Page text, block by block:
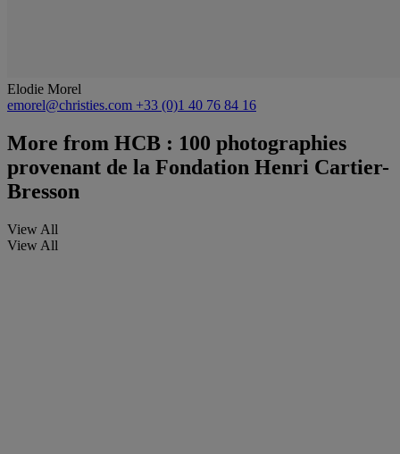
Elodie Morel
emorel@christies.com +33 (0)1 40 76 84 16
More from HCB : 100 photographies
provenant de la Fondation Henri Cartier-
Bresson
View All
View All